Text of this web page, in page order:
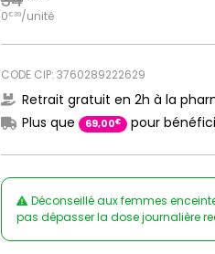
0€39/unité
CODE CIP: 3760289222629
Retrait gratuit en 2h à la
Plus que
69,00€ pour
Déconseillé aux femmes
pas dépasser la dose journalière